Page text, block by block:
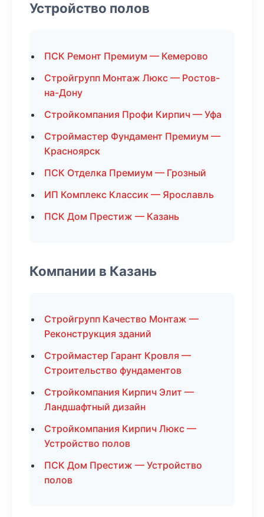
Устройство полов
ПСК Ремонт Премиум — Кемерово
Стройгрупп Монтаж Люкс — Ростов-
на-Дону
Стройкомпания Профи Кирпич — Уфа
Строймастер Фундамент Премиум —
Красноярск
ПСК Отделка Премиум — Грозный
ИП Комплекс Классик — Ярославль
ПСК Дом Престиж — Казань
Компании в Казань
Стройгрупп Качество Монтаж —
Реконструкция зданий
Строймастер Гарант Кровля —
Строительство фундаментов
Стройкомпания Кирпич Элит —
Ландшафтный дизайн
Стройкомпания Кирпич Люкс —
Устройство полов
ПСК Дом Престиж — Устройство
полов